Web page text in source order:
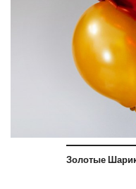
Золотые